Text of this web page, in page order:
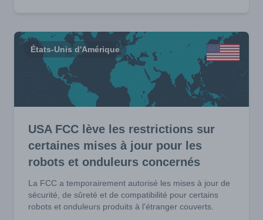
États-Unis d'Amérique
USA FCC lève les restrictions sur
certaines mises à jour pour les
robots et onduleurs concernés
La FCC a temporairement autorisé les mises à jour de
sécurité, de sûreté et de compatibilité pour certains
robots et onduleurs produits à l'étranger couverts.